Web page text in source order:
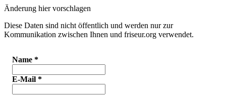
Änderung hier vorschlagen
Diese Daten sind nicht öffentlich und werden nur zur
Kommunikation zwischen Ihnen und friseur.org verwendet.
Name *
E-Mail *